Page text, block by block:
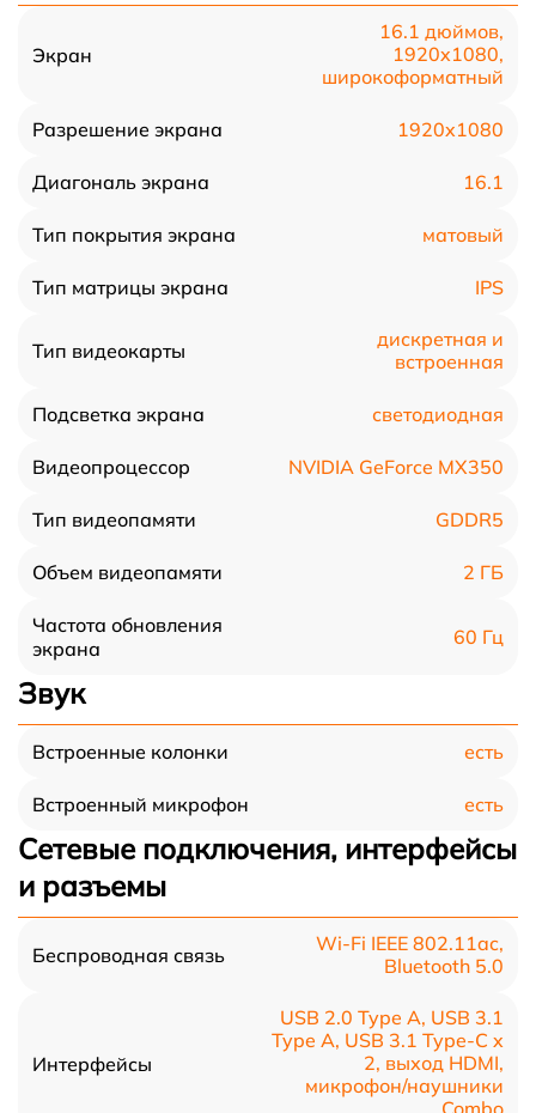
Экран
16.1 дюймов,
1920x1080,
широкоформатный
Разрешение экрана 1920x1080
Диагональ экрана 16.1
Тип покрытия экрана матовый
Тип матрицы экрана IPS
Тип видеокарты
дискретная и
встроенная
Подсветка экрана светодиодная
Видеопроцессор NVIDIA GeForce MX350
Тип видеопамяти GDDR5
Объем видеопамяти 2 ГБ
Частота обновления
экрана
60 Гц
Звук
Встроенные колонки есть
Встроенный микрофон есть
Сетевые подключения, интерфейсы
и разъемы
Беспроводная связь
Wi-Fi IEEE 802.11ac,
Bluetooth 5.0
Интерфейсы
USB 2.0 Type A, USB 3.1
Type A, USB 3.1 Type-С x
2, выход HDMI,
микрофон/наушники
Combo